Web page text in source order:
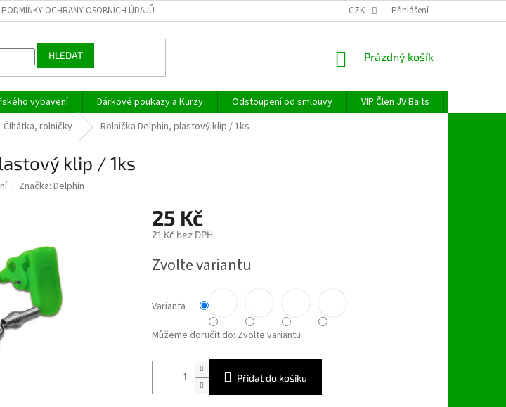
PODMÍNKY OCHRANY OSOBNÍCH ÚDAJŮ CZK Přihlášení
HLEDAT
NÁKUPNÍ
Prázdný košík
vybavení Dárkové poukazy a Kurzy Odstoupení od smlouvy VIP Člen JV Baits
Číhátka, rolničky Rolnička Delphin, plastový klip / 1ks
klip / 1ks
Značka: Delphin
25 Kč
21 Kč bez DPH
cena:
Zvolte variantu
Varianta
Můžeme doručit do: Zvolte variantu
Přidat do košíku